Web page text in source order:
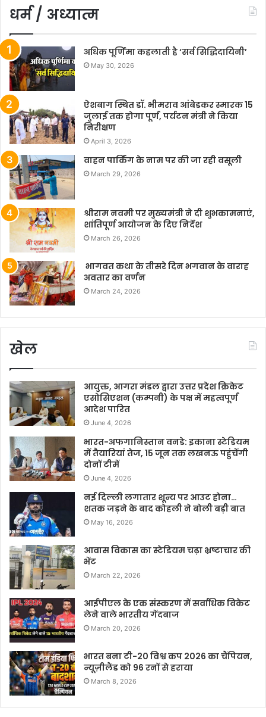
धर्म / अध्यात्म
अधिक पूर्णिमा कहलाती है ‘सर्व सिद्धिदायिनी’
May 30, 2026
ऐशबाग स्थित डॉ. भीमराव आंबेडकर स्मारक 15
जुलाई तक होगा पूर्ण, पर्यटन मंत्री ने किया
निरीक्षण
April 3, 2026
वाहन पार्किंग के नाम पर की जा रही वसूली
March 29, 2026
श्रीराम नवमी पर मुख्यमंत्री ने दी शुभकामनाएं,
शांतिपूर्ण आयोजन के दिए निर्देश
March 26, 2026
भागवत कथा के तीसरे दिन भगवान के वाराह
अवतार का वर्णन
March 24, 2026
खेल
आयुक्त, आगरा मंडल द्वारा उत्तर प्रदेश क्रिकेट
एसोसिएशन (कम्पनी) के पक्ष में महत्वपूर्ण
आदेश पारित
June 4, 2026
भारत-अफगानिस्तान वनडे: इकाना स्टेडियम
में तैयारियां तेज, 15 जून तक लखनऊ पहुंचेंगी
दोनों टीमें
June 4, 2026
नई दिल्ली लगातार शून्य पर आउट होना…
शतक जड़ने के बाद कोहली ने बोली बड़ी बात
May 16, 2026
आवास विकास का स्टेडियम चढ़ा भ्रष्टाचार की
भेंट
March 22, 2026
आईपीएल के एक संस्करण में सर्वाधिक विकेट
लेने वाले भारतीय गेंदबाज
March 20, 2026
भारत बना टी-20 विश्व कप 2026 का चैंपियन,
न्यूज़ीलैंड को 96 रनों से हराया
March 8, 2026